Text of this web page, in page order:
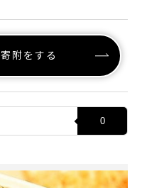
寄附をする
0